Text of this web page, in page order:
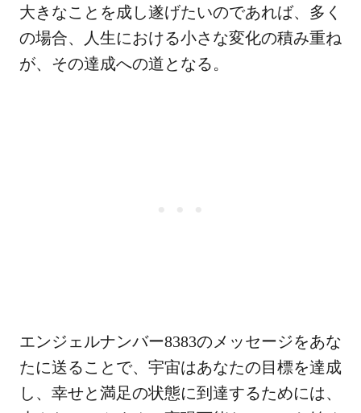
大きなことを成し遂げたいのであれば、多く
の場合、人生における小さな変化の積み重ね
が、その達成への道となる。
エンジェルナンバー8383のメッセージをあな
たに送ることで、宇宙はあなたの目標を達成
し、幸せと満足の状態に到達するためには、